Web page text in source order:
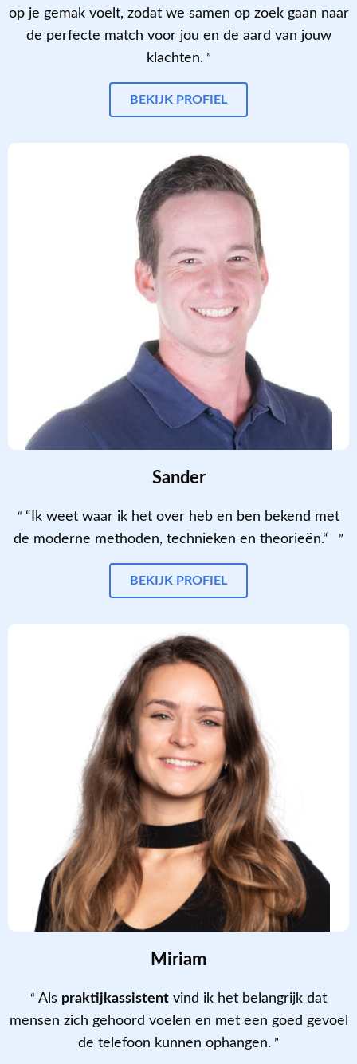
op je gemak voelt, zodat we samen op zoek gaan naar
de perfecte match voor jou en de aard van jouw
klachten.
BEKIJK PROFIEL
Sander
“Ik weet waar ik het over heb en ben bekend met
de moderne methoden, technieken en theorieën.“
BEKIJK PROFIEL
Miriam
Als praktijkassistent vind ik het belangrijk dat
mensen zich gehoord voelen en met een goed gevoel
de telefoon kunnen ophangen.